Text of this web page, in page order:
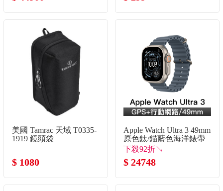
美國 Tamrac 天域 T0335-
1919 鏡頭袋
$ 1080
Apple Watch Ultra 3 49mm
原色鈦/錨藍色海洋錶帶
下殺92折↘
$ 24748